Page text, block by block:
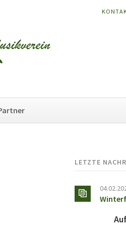
überspringen
LETZTE